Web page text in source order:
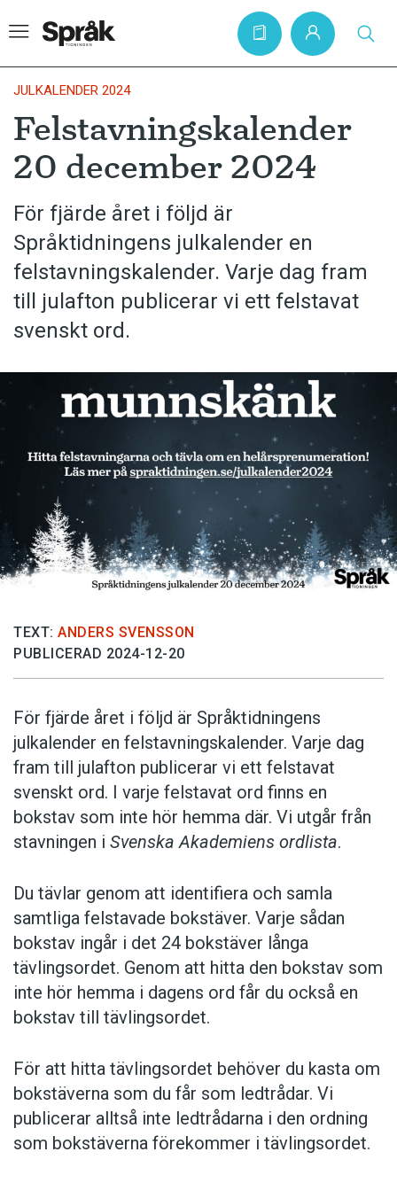
Hem
Artiklar
Krönikor
Språkfrågor
Skrivtips
Bokrecensioner
Kviss
Podden
Anmäl till språkpolisen
Föreslå nyord
Annonsera
Prenumerera
Läs Språktidningen digitalt
Press
JULKALENDER 2024
Felstavningskalender
20 december 2024
För fjärde året i följd är
Språktidningens julkalender en
felstavningskalender. Varje dag fram
till julafton publicerar vi ett felstavat
svenskt ord.
TEXT: ANDERS SVENSSON
PUBLICERAD 2024-12-20
För fjärde året i följd är Språktidningens
julkalender en felstavningskalender. Varje dag
fram till julafton publicerar vi ett felstavat
svenskt ord. I varje felstavat ord finns en
bokstav som inte hör hemma där. Vi utgår från
stavningen i Svenska Akademiens ordlista.
Du tävlar genom att identifiera och samla
samtliga felstavade bokstäver. Varje sådan
bokstav ingår i det 24 bokstäver långa
tävlingsordet. Genom att hitta den bokstav som
inte hör hemma i dagens ord får du också en
bokstav till tävlingsordet.
För att hitta tävlingsordet behöver du kasta om
bokstäverna som du får som ledtrådar. Vi
publicerar alltså inte ledtrådarna i den ordning
som bokstäverna förekommer i tävlingsordet.